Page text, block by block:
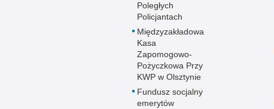
Poległych
Policjantach
Międzyzakładowa
Kasa
Zapomogowo-
Pożyczkowa Przy
KWP w Olsztynie
Fundusz socjalny
emerytów